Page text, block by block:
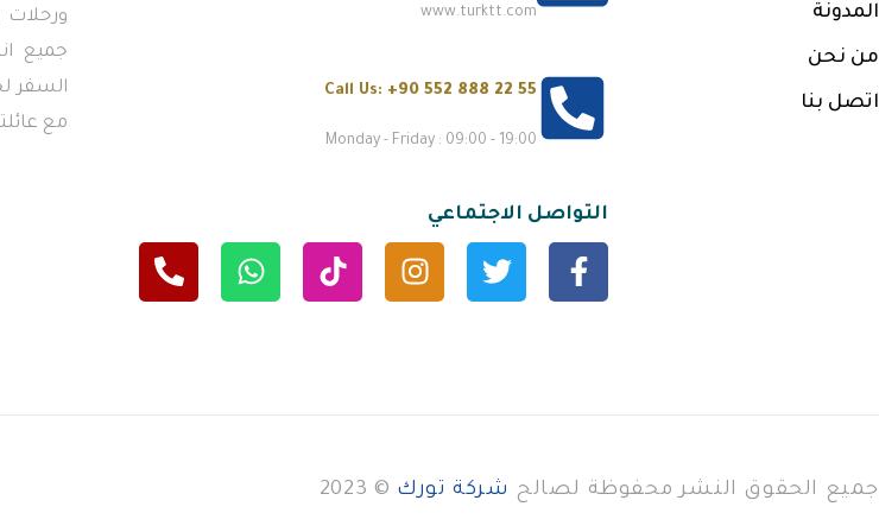
المدونة
من نحن
اتصل بنا
www.turktt.com
Call Us: +90 552 888 22 55
Monday - Friday : 09:00 - 19:00
التواصل الاجتماعي
ورحلات
جميع
السفر
مع
جميع الحقوق النشر محفوظة لصالح شركة تورك © 2023